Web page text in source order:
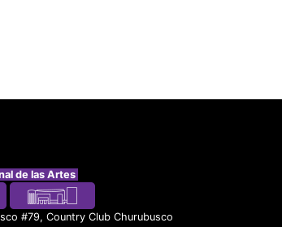
de las Artes
#79, Country Club Churubusco